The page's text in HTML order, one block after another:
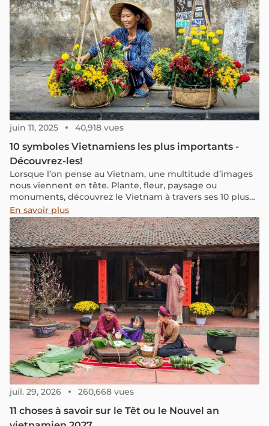
juin 11, 2025 40,918 vues
10 symboles Vietnamiens les plus importants -
Découvrez-les!
Lorsque l’on pense au Vietnam, une multitude d’images
nous viennent en tête. Plante, fleur, paysage ou
monuments, découvrez le Vietnam à travers ses 10 plus
importants symboles qui sont profondément ancrés
dans la vie quotidienne des Vietnamiens et que vous
aurez l’occasion de voir pendant votre prochain voyage
au Vietnam.
En savoir plus
juil. 29, 2026 260,668 vues
11 choses à savoir sur le Têt ou le Nouvel an